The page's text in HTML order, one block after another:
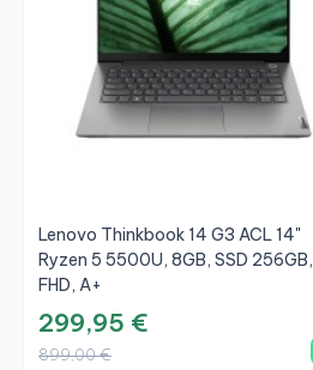
Lenovo Thinkbook 14 G3 ACL 14"
Ryzen 5 5500U, 8GB, SSD 256GB,
FHD, A+
299,95 €
899,00 €